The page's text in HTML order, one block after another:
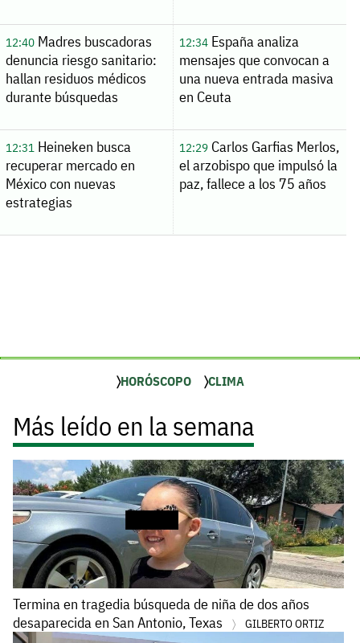
12:40Madres buscadoras
denuncia riesgo sanitario:
hallan residuos médicos
durante búsquedas
12:34España analiza
mensajes que convocan a
una nueva entrada masiva
en Ceuta
12:31Heineken busca
recuperar mercado en
México con nuevas
estrategias
12:29Carlos Garfias Merlos,
el arzobispo que impulsó la
paz, fallece a los 75 años
HORÓSCOPO CLIMA
Más leído en la semana
Termina en tragedia búsqueda de niña de dos años
desaparecida en San Antonio, Texas
GILBERTO ORTIZ